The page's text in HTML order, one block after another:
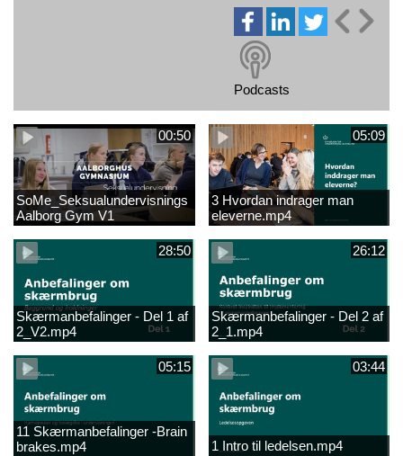
Podcasts
00:50
SoMe_Seksualundervisnings
Aalborg Gym V1
05:09
3 Hvordan indrager man
eleverne.mp4
28:50
Skærmanbefalinger - Del 1 af
2_V2.mp4
26:12
Skærmanbefalinger - Del 2 af
2_1.mp4
05:15
11 Skærmanbefalinger -Brain
brakes.mp4
03:44
1 Intro til ledelsen.mp4